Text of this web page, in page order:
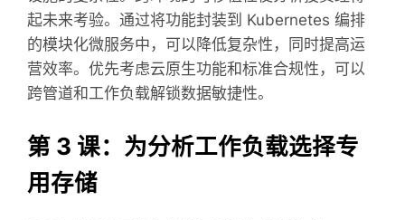
起未来考验。通过将功能封装到 Kubernetes 编排
的模块化微服务中，可以降低复杂性，同时提高运
营效率。优先考虑云原生功能和标准合规性，可以
跨管道和工作负载解锁数据敏捷性。
第 3 课：为分析工作负载选择专
用存储